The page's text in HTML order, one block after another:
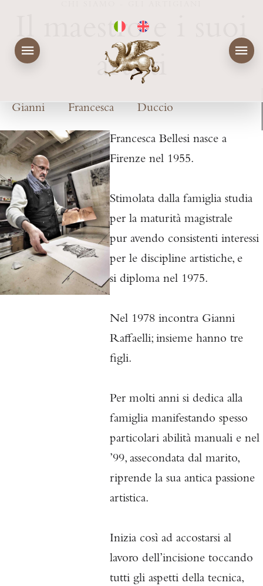
Il maestro e i suoi
artisti
Gianni Francesca Duccio
Francesca Bellesi nasce a
Firenze nel 1955.
Stimolata dalla famiglia studia
per la maturità magistrale
pur avendo consistenti interessi
per le discipline artistiche, e
si diploma nel 1975.
Nel 1978 incontra Gianni
Raffaelli; insieme hanno tre
figli.
Per molti anni si dedica alla
famiglia manifestando spesso
particolari abilità manuali e nel
’99, assecondata dal marito,
riprende la sua antica passione
artistica.
Inizia così ad accostarsi al
lavoro dell’incisione toccando
tutti gli aspetti della tecnica,